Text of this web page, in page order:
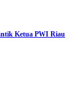
Ketua PWI Riau